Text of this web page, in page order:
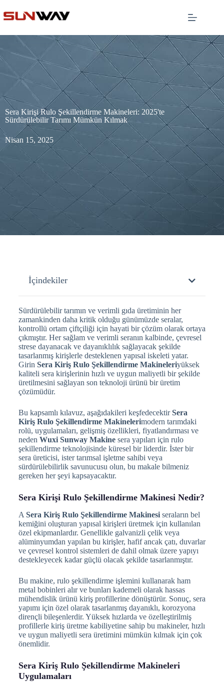
Sera Kirişi Rulo Şekillendirme Makineleri: 2025'te
Sürdürülebilir Tarımı Mümkün Kılmak
Nisan 15, 2025
İçindekiler
Sürdürülebilir tarımın ve verimli gıda üretiminin her
zamankinden daha kritik olduğu günümüzde seralar,
kontrollü ortam çiftçiliği için hayati bir çözüm olarak ortaya
çıkmıştır. Her sağlam ve verimli seranın kalbinde, çevresel
strese dayanacak ve dayanıklılık sağlayacak şekilde
tasarlanmış kirişlerle desteklenen yapısal iskeleti yatar.
Girin Sera Kiriş Rulo Şekillendirme Makineleriyüksek
kaliteli sera kirişlerinin hızlı ve uygun maliyetli bir şekilde
üretilmesini sağlayan son teknoloji ürünü bir üretim
çözümüdür.
Bu kapsamlı kılavuz, aşağıdakileri keşfedecektirSera
Kiriş Rulo Şekillendirme Makinelerimodern tarımdaki
rolü, uygulamaları, gelişmiş özellikleri, fiyatlandırması ve
neden Wuxi Sunway Makinesera yapıları için rulo
şekillendirme teknolojisinde küresel bir liderdir. İster bir
sera üreticisi, ister tarımsal işletme sahibi veya
sürdürülebilirlik savunucusu olun, bu makale bilmeniz
gereken her şeyi kapsayacaktır.
Sera Kirişi Rulo Şekillendirme Makinesi Nedir?
A Sera Kiriş Rulo Şekillendirme Makinesiseraların bel
kemiğini oluşturan yapısal kirişleri üretmek için kullanılan
özel ekipmanlardır. Genellikle galvanizli çelik veya
alüminyumdan yapılan bu kirişler, hafif ancak çatı, duvarlar
ve çevresel kontrol sistemleri de dahil olmak üzere yapıyı
destekleyecek kadar güçlü olacak şekilde tasarlanmıştır.
Bu makine, rulo şekillendirme işlemini kullanarak ham
metal bobinleri alır ve bunları kademeli olarak hassas
mühendislik ürünü kiriş profillerine dönüştürür. Sonuç, sera
yapımı için özel olarak tasarlanmış dayanıklı, korozyona
dirençli bileşenlerdir. Yüksek hızlarda ve özelleştirilmiş
profillerle kiriş üretme kabiliyetine sahip bu makineler, hızlı
ve uygun maliyetli sera üretimini mümkün kılmak için çok
önemlidir.
Sera Kiriş Rulo Şekillendirme Makineleri
Uygulamaları